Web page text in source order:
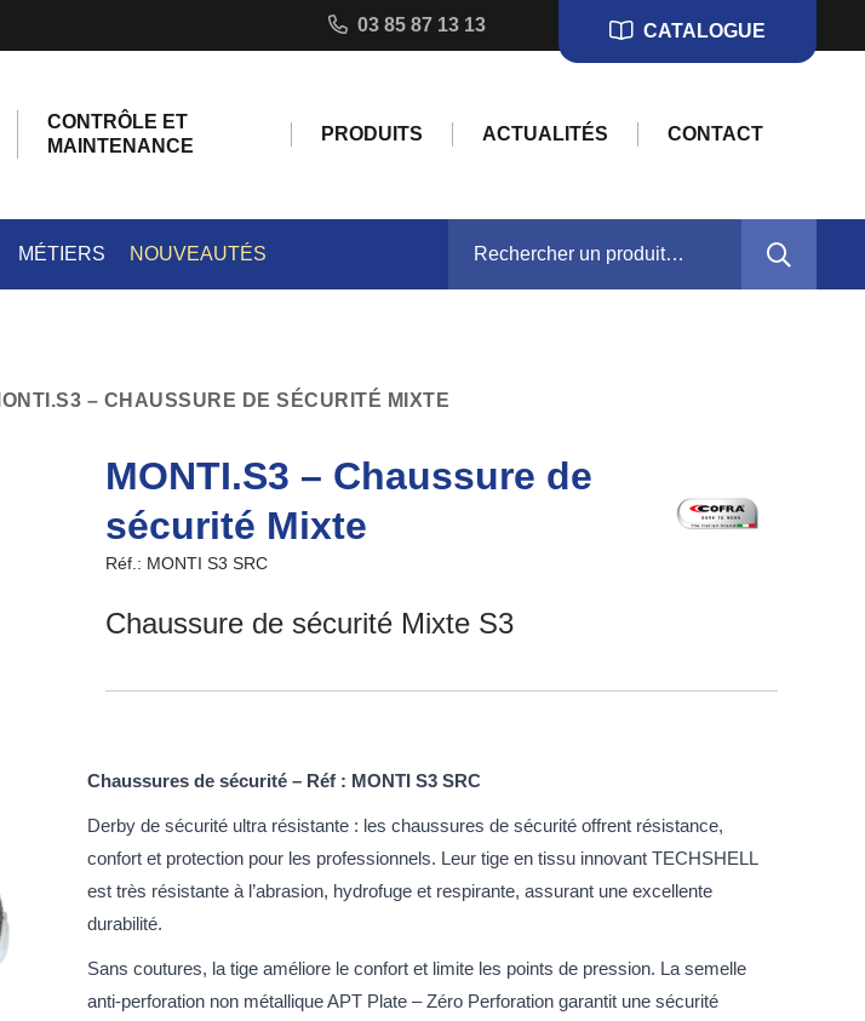
03 85 87 13 13 CATALOGUE
CONTRÔLE ET
MAINTENANCE
PRODUITS ACTUALITÉS CONTACT
MÉTIERS NOUVEAUTÉS
– CHAUSSURE DE SÉCURITÉ MIXTE
MONTI.S3 – Chaussure de
sécurité Mixte
Réf.: MONTI S3 SRC
Chaussure de sécurité Mixte S3
Chaussures de sécurité – Réf : MONTI S3 SRC
Derby de sécurité ultra résistante : les chaussures de sécurité offrent résistance,
confort et protection pour les professionnels. Leur tige en tissu innovant TECHSHELL
est très résistante à l’abrasion, hydrofuge et respirante, assurant une excellente
durabilité.
Sans coutures, la tige améliore le confort et limite les points de pression. La semelle
anti-perforation non métallique APT Plate – Zéro Perforation garantit une sécurité